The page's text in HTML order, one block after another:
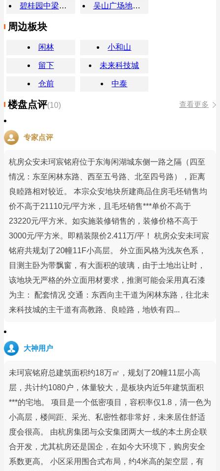
碧桂园中梁凤朝鸣庭 吴山广场地铁站
周边板块
闲林 小和山
留下 未来科技城
仓前 中泰
楼盘点评(10) 查看更多
专家点评
杭房众安未珂宸铭府位于东海闲湖城东侧一路之隔（四至
情况：东至闲林东路、西至五号路、北至四号路），距离
良睦路相对较近。 本宗众安地块所建商品住房毛坯销售均
价不高于21110元/平方米，且毛坯销售***单价不高于
23220元/平方米。如实施装修销售的，装修价格不高于
3000元/平方米。即精装限价2.411万/平！ 杭房众安未珂宸
铭府共规划了20幢11F小高层。 外立面风格为浅灰色系，
目测主卧为带飘窗，有大面积的玻璃，由于土地出让时，
该地块无严格的外立面用材要求，推测可能会采用真石漆
为主： 配套情况 交通：东西向主干道为闲林东路，往北未
来科技城的主干道有高教路、良睦路，地铁有四...
大神用户
未珂宸铭府总建筑面积约18万㎡，规划了20幢11层小高
层，共计约1080户，体量较大，是板块内近5年建筑面积
***的宅地。 项目是一个低密项目，容积率仅1.8，清一色为
小高层，楼间距、采光、私密性都非常好，未来居住舒适
度会很高。 由杭房集团与众安集团两大一线的本土房企联
合开发，尤其杭房还是国企，在如今大环境下，购房安全
系数更高。 小区采用围合式布局，约4米高的架空层，有